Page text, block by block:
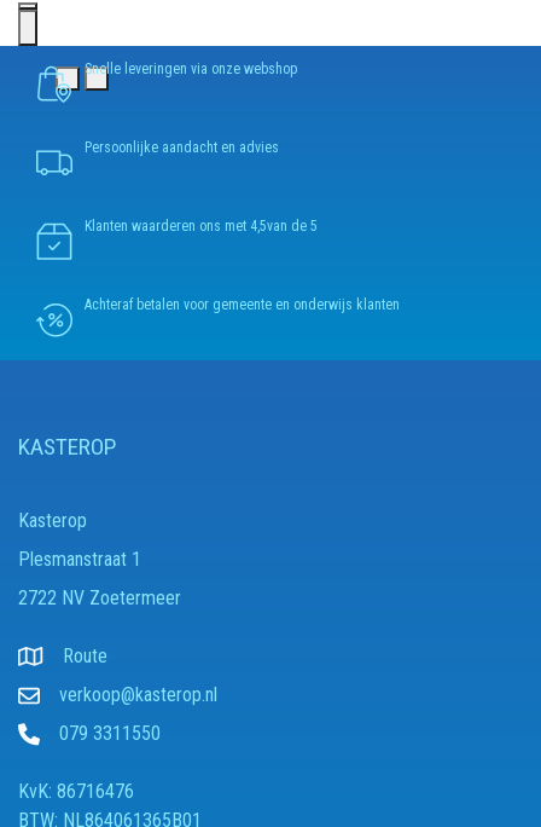
Snelle leveringen via onze webshop
Persoonlijke aandacht en advies
Klanten waarderen ons met 4,5van de 5
Achteraf betalen voor gemeente en onderwijs klanten
KASTEROP
Kasterop
Plesmanstraat 1
2722 NV Zoetermeer
Route
verkoop@kasterop.nl
079 3311550
KvK: 86716476
BTW: NL864061365B01